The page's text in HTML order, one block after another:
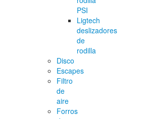
PSI
Ligtech
deslizadores
de
rodilla
Disco
Escapes
Filtro
de
aire
Forros